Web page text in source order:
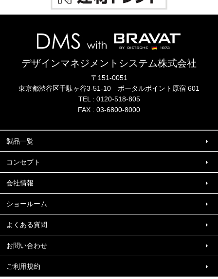
デザインマネジメントシステム株式会社
〒151-0051
東京都渋谷区千駄ヶ谷3-51-10 ポータルポイント 原宿 601
TEL : 0120-518-805
FAX : 03-6800-8000
製品一覧
コンセプト
会社情報
ショールーム
よくある質問
お問い合わせ
ご利用規約